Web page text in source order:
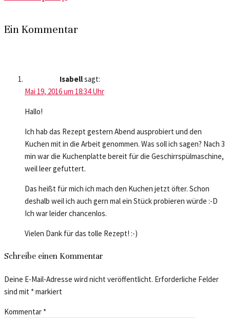
Ein Kommentar
Isabellsagt:
Mai 19, 2016 um 18:34 Uhr
Hallo!
Ich hab das Rezept gestern Abend ausprobiert und den
Kuchen mit in die Arbeit genommen. Was soll ich sagen? Nach 3
min war die Kuchenplatte bereit für die Geschirrspülmaschine,
weil leer gefuttert.
Das heißt für mich ich mach den Kuchen jetzt öfter. Schon
deshalb weil ich auch gern mal ein Stück probieren würde :-D
Ich war leider chancenlos.
Vielen Dank für das tolle Rezept! :-)
Schreibe einen Kommentar
Deine E-Mail-Adresse wird nicht veröffentlicht. Erforderliche Felder
sind mit *markiert
Kommentar *